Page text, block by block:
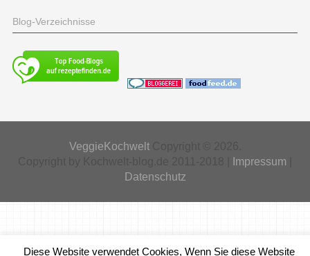
Blog-Verzeichnisse
VeggieKochweltCopyright © 2026.
Impressum
Datenschutz
Diese Website verwendet Cookies, Wenn Sie diese Website